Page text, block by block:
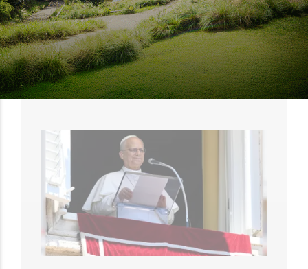
La cifra de muertos en Ceuta
asciende a 88 mientras continúa
la crisis
EL OBJETIVO 03 DE AGOSTO DE 2026